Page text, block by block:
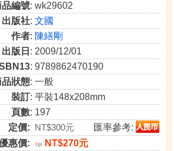
品編號: wk29602
出版社:文國
作者: 陳繕剛
出版日 : 2009/12/01
: 9789862470190
品狀態: 一般
裝訂: 平裝148x208mm
頁數: 197
定價: NT$300元
匯率參考:
惠價:
9折
NT$270元